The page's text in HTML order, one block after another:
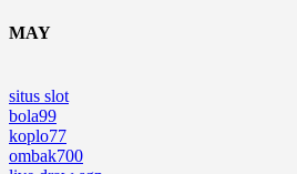
MAY
situs slot
bola99
koplo77
ombak700